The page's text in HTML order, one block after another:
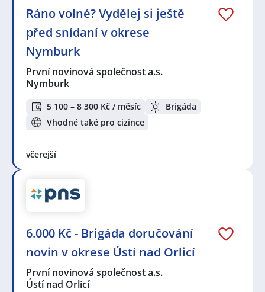
Ráno volné? Vydělej si ještě
před snídaní v okrese
Nymburk
První novinová společnost a.s.
Nymburk
5 100 – 8 300 Kč / měsíc
Brigáda
Vhodné také pro cizince
včerejší
6.000 Kč - Brigáda doručování
novin v okrese Ústí nad Orlicí
První novinová společnost a.s.
Ústí nad Orlicí